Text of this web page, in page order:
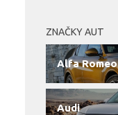
ZNAČKY AUT
Alfa Romeo
Audi